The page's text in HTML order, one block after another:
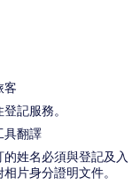
客
記服務。
具翻譯
姓名必須與登記及入
片身分證明文件。